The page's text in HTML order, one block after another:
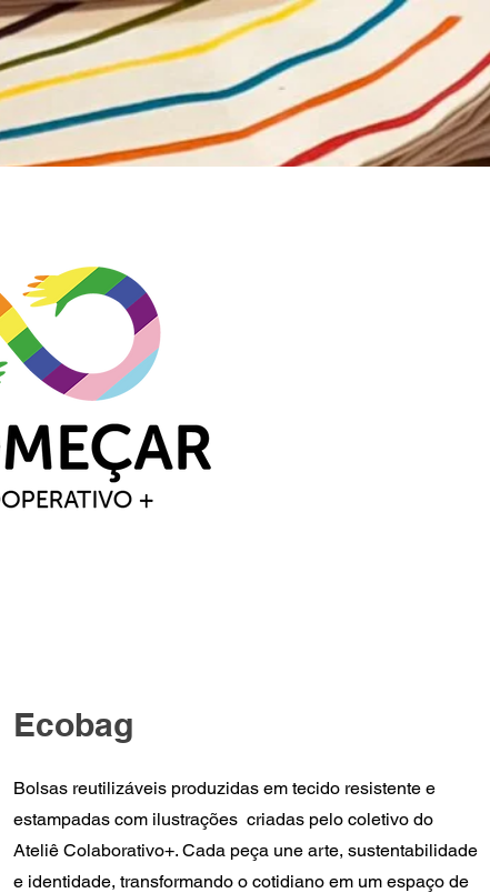
Ecobag
Bolsas reutilizáveis produzidas em tecido resistente e
estampadas com ilustrações criadas pelo coletivo do
Ateliê Colaborativo+. Cada peça une arte, sustentabilidade
e identidade, transformando o cotidiano em um espaço de